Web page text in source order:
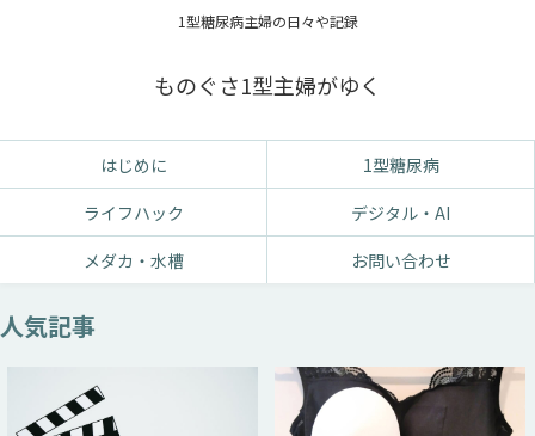
1型糖尿病主婦の日々や記録
ものぐさ1型主婦がゆく
はじめに
1型糖尿病
ライフハック
デジタル・AI
メダカ・水槽
お問い合わせ
人気記事